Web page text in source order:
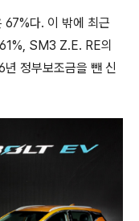
67%다. 이 밖에 최근
SM3 Z.E. RE의
정부보조금을 뺀 신